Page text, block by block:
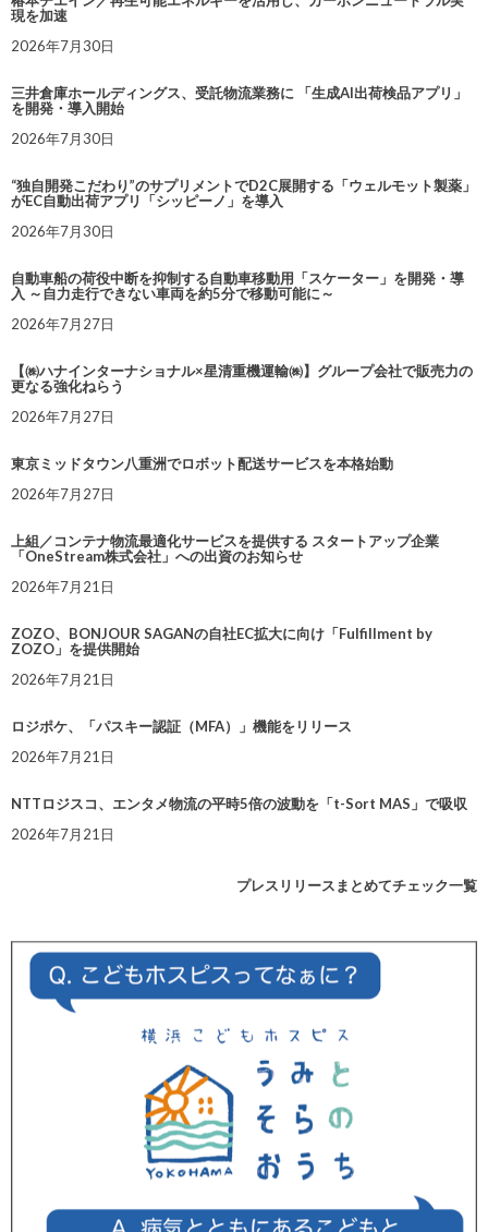
現を加速
2026年7月30日
三井倉庫ホールディングス、受託物流業務に 「生成AI出荷検品アプリ」
を開発・導入開始
2026年7月30日
“独自開発こだわり”のサプリメントでD2C展開する「ウェルモット製薬」
がEC自動出荷アプリ「シッピーノ」を導入
2026年7月30日
自動車船の荷役中断を抑制する自動車移動用「スケーター」を開発・導
入 ～自力走行できない車両を約5分で移動可能に～
2026年7月27日
【㈱ハナインターナショナル×星清重機運輸㈱】グループ会社で販売力の
更なる強化ねらう
2026年7月27日
東京ミッドタウン八重洲でロボット配送サービスを本格始動
2026年7月27日
上組／コンテナ物流最適化サービスを提供する スタートアップ企業
「OneStream株式会社」への出資のお知らせ
2026年7月21日
ZOZO、BONJOUR SAGANの自社EC拡大に向け「Fulfillment by
ZOZO」を提供開始
2026年7月21日
ロジポケ、「パスキー認証（MFA）」機能をリリース
2026年7月21日
NTTロジスコ、エンタメ物流の平時5倍の波動を「t-Sort MAS」で吸収
2026年7月21日
プレスリリースまとめてチェック一覧